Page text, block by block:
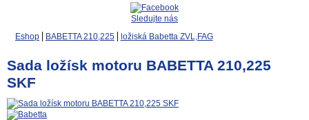
Sledujte nás
Eshop
BABETTA 210,225 ložiská Babetta ZVL,FAG
Sada ložísk motoru BABETTA 210,225
SKF